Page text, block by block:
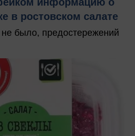
в ростовском салате
было, предостережений